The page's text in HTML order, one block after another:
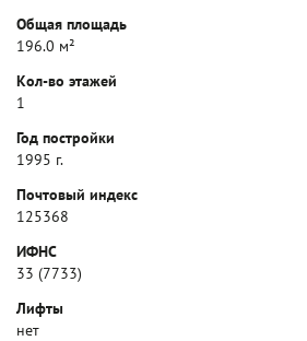
Общая площадь
196.0 м²
Кол-во этажей
1
Год постройки
1995 г.
Почтовый индекс
125368
ИФНС
33 (7733)
Лифты
нет